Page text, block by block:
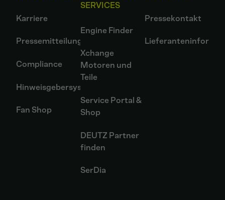
Karriere
Pressemitteilungen
Compliance
Hinweisgebersystem
Fan Shop
SERVICES
Engine Finder
Xchange
Motoren und
Teile
Service Portal &
Shop
DEUTZ Partner
finden
SerDia
Pressekontakt